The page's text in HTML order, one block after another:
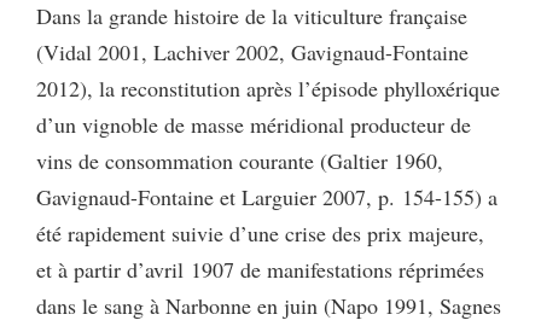
Dans la grande histoire de la viticulture française
(Vidal 2001, Lachiver 2002, Gavignaud-Fontaine
2012), la reconstitution après l’épisode phylloxérique
d’un vignoble de masse méridional producteur de
vins de consommation courante (Galtier 1960,
Gavignaud-Fontaine et Larguier 2007, p. 154-155) a
été rapidement suivie d’une crise des prix majeure,
et à partir d’avril 1907 de manifestations réprimées
dans le sang à Narbonne en juin (Napo 1991, Sagnes